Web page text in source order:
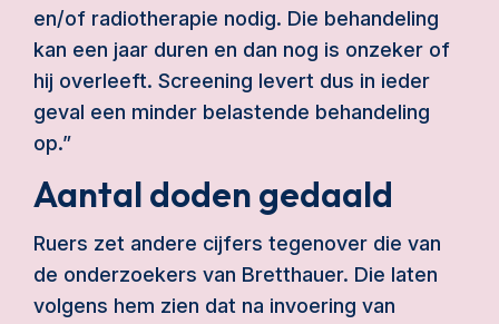
en/of radiotherapie nodig. Die behandeling
kan een jaar duren en dan nog is onzeker of
hij overleeft. Screening levert dus in ieder
geval een minder belastende behandeling
op.”
Aantal doden gedaald
Ruers zet andere cijfers tegenover die van
de onderzoekers van Bretthauer. Die laten
volgens hem zien dat na invoering van